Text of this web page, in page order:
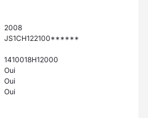
2008
JS1CH122100******
1410018H12000
Oui
Oui
Oui